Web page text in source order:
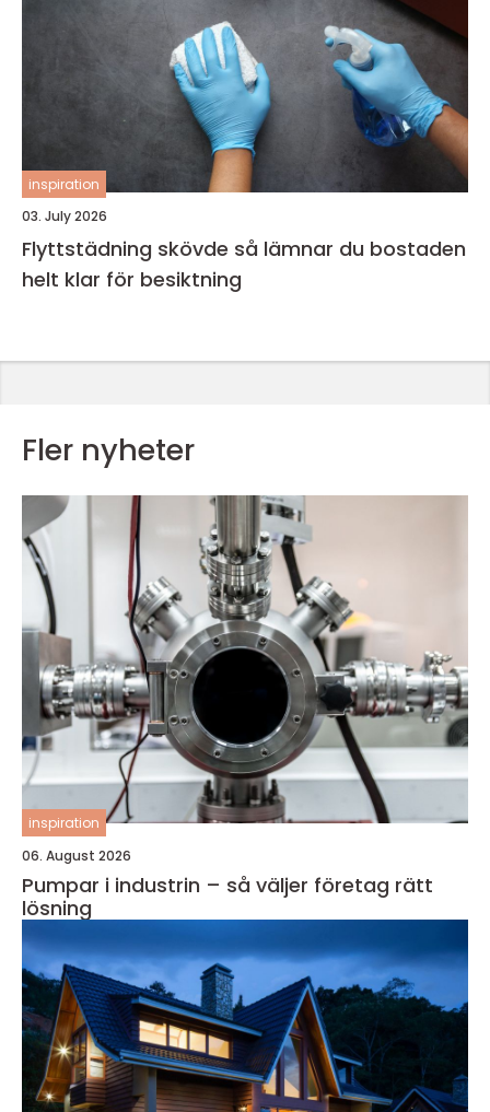
inspiration
03. July 2026
Flyttstädning skövde så lämnar du bostaden
helt klar för besiktning
Fler nyheter
inspiration
06. August 2026
Pumpar i industrin – så väljer företag rätt
lösning